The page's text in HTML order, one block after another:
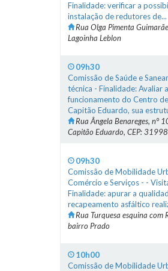
Finalidade: verificar a
instalação de redutores de...
Rua Olga Pimenta
Lagoinha Leblon
09h30
Comissão de Saúde e
técnica - Finalidade: Avaliar
funcionamento do Centro
Capitão Eduardo, sua
Rua Ângela Benareges, n°
Capitão Eduardo, CEP:
09h30
Comissão de Mobilidade
Comércio e Serviços - -
Finalidade: apurar a
recapeamento asfáltico
Rua Turquesa esquina com
bairro Prado
10h00
Comissão de Mobilidade